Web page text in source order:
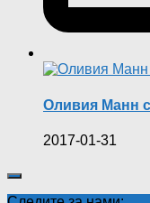
Оливия Манн
2017-01-31